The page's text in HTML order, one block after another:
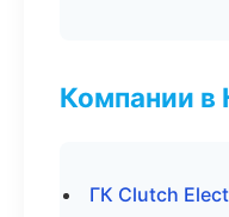
Компании в
ГК Clutch